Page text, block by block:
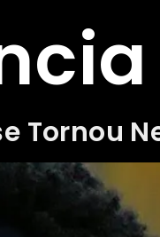
Tornou